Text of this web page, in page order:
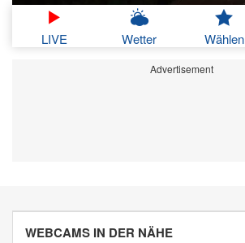
LIVE Wetter Wählen
Advertisement
WEBCAMS IN DER NÄHE